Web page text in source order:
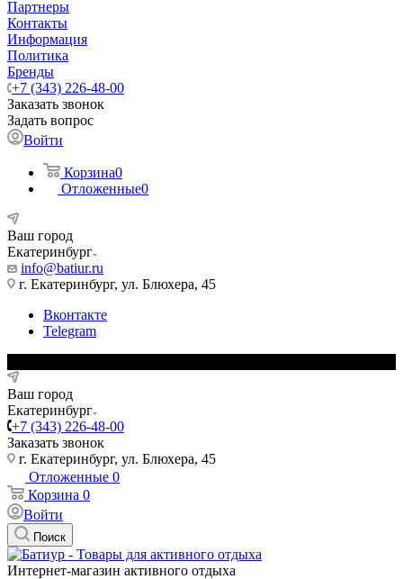
Партнеры
Контакты
Информация
Политика
Бренды
+7 (343) 226-48-00
Заказать звонок
Задать вопрос
Войти
Корзина0
Отложенные0
Ваш город
Екатеринбург
info@batiur.ru
г. Екатеринбург, ул. Блюхера, 45
Вконтакте
Telegram
Ваш город
Екатеринбург
+7 (343) 226-48-00
Заказать звонок
г. Екатеринбург, ул. Блюхера, 45
Отложенные 0
Корзина 0
Войти
Поиск
Интернет-магазин активного отдыха